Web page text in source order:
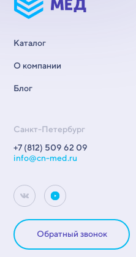
Каталог
О компании
Блог
Санкт-Петербург
+7 (812) 509 62 09
info@cn-med.ru
Обратный звонок